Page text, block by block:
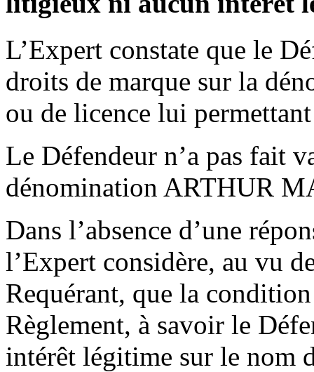
L’Expert constate que le
droits de marque sur la
ou de licence lui
Le Défendeur n’a pas fait
dénomination ARTHUR
Dans l’absence d’une
l’Expert considère, au vu
Requérant, que la
Règlement, à savoir le
intérêt légitime sur le nom